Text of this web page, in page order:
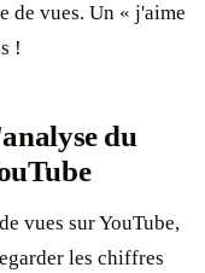
de vues. Un « j'aime
!
du
vues sur YouTube,
les chiffres